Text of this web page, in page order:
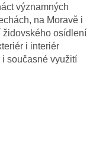
významných
na Moravě i
židovského osídlení
i interiér
současné využití